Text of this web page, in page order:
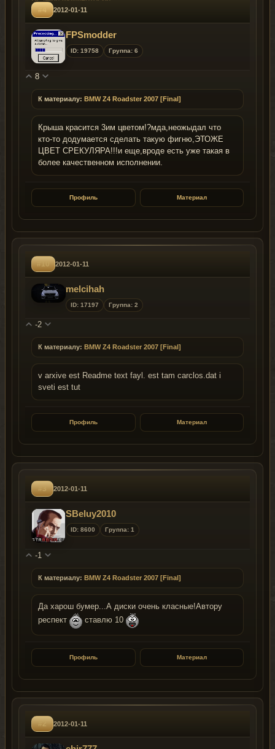
#4 2012-01-11
FPSmodder
ID: 19758 Группа: 6
8
К материалу: BMW Z4 Roadster 2007 [Final]
Крыша красится 3им цветом!?мда,неожыдал что
кто-то додумается сделать такую фигню,ЭТОЖЕ
ЦВЕТ СРЕКУЛЯРА!!!и еще,вроде есть уже такая в
более качественном исполнении.
Профиль Материал
#10 2012-01-11
melcihah
ID: 17197 Группа: 2
-2
К материалу: BMW Z4 Roadster 2007 [Final]
v arxive est Readme text fayl. est tam carclos.dat i
sveti est tut
Профиль Материал
#3 2012-01-11
SBeluy2010
ID: 8600 Группа: 1
-1
К материалу: BMW Z4 Roadster 2007 [Final]
Да харош бумер...А диски очень класные!Автору
респект
ставлю 10
Профиль Материал
#2 2012-01-11